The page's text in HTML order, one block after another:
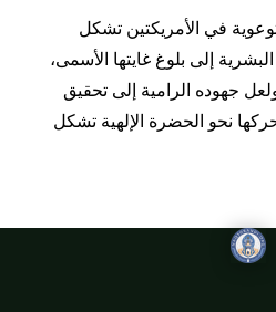
في الأمريكتين تشكل
إلى بلوغ غايتها الأسمى،
جهوده الرامية إلى تحقيق
نحو الحضرة الإلهية تشكل